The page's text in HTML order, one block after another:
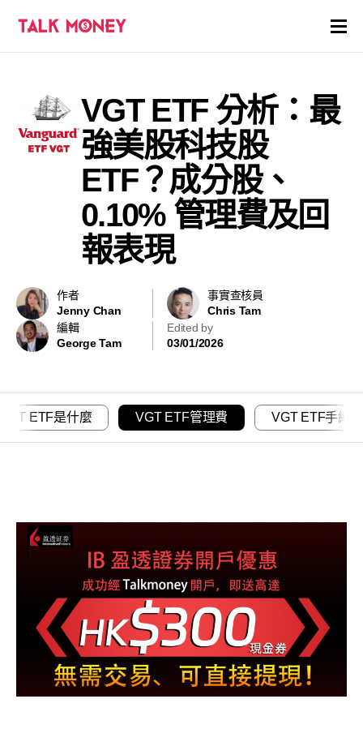
證券商評價
各種投資產品戶口
虛擬貨幣
關於
VGT ETF 分析：最
強美股科技股
ETF？成分股、
0.10% 管理費及回
報表現
作者
Jenny Chan
事實查核員
Chris Tam
編輯
George Tam
Edited by
03/01/2026
VGT ETF是什麼 VGT ETF管理費 VGT ETF手續費